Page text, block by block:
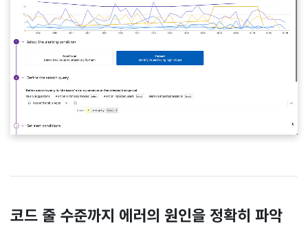
코드 줄 수준까지 에러의 원인을 정확히 파악